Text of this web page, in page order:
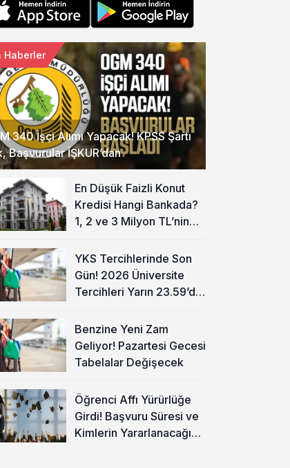
340 İşçi Alımı Yapacak! KPSS Şartı
Başvurular İŞKUR’dan
Haberler
En Düşük Faizli Konut
Kredisi Hangi Bankada?
1, 2 ve 3 Milyon TL’nin
YKS Tercihlerinde Son
Gün! 2026 Üniversite
Tercihleri Yarın 23.59’da
Benzine Yeni Zam
Geliyor! Pazartesi Gecesi
Tabelalar Değişecek
Öğrenci Affı Yürürlüğe
Girdi! Başvuru Süresi ve
Kimlerin Yararlanacağı